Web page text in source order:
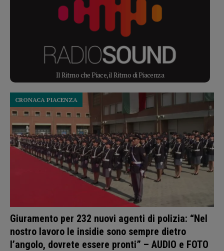
Il Ritmo che Piace, il Ritmo di Piacenza
Giuramento per 232 nuovi agenti di polizia: “Nel
nostro lavoro le insidie sono sempre dietro
l’angolo, dovrete essere pronti” – AUDIO e FOTO
CRONACA PIACENZA